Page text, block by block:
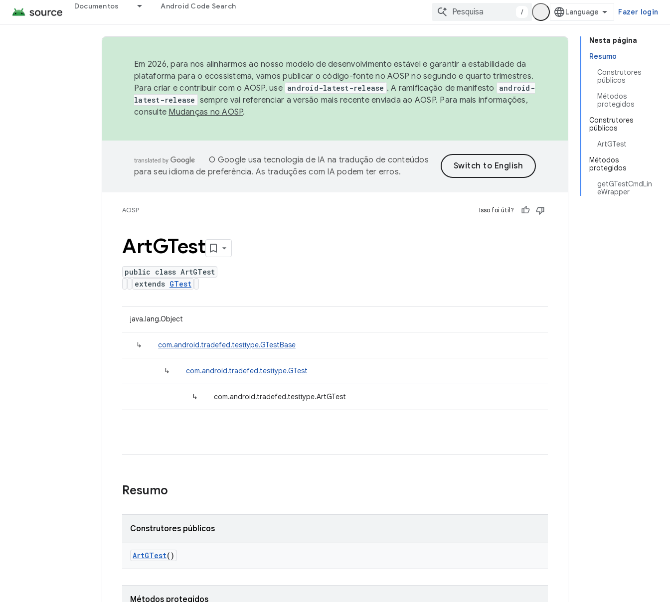
Documentos Android Code Search
/ Fazer login
Nesta página
Resumo
Construtores
públicos
Métodos
protegidos
Construtores
públicos
ArtGTest
Métodos
protegidos
getGTestCmdLin
eWrapper
Em 2026, para nos alinharmos ao nosso modelo de desenvolvimento estável e garantir a estabilidade da
plataforma para o ecossistema, vamos publicar o código-fonte no AOSP no segundo e quarto trimestres.
Para criar e contribuir com o AOSP, use android-latest-release . A ramificação de manifesto
android-
latest-release sempre vai referenciar a versão mais recente enviada ao AOSP. Para mais informações,
consulte Mudanças no AOSP.
O Google usa tecnologia de IA na tradução de conteúdos
para seu idioma de preferência. As traduções com IA podem ter erros.
AOSP Isso foi útil?
ArtGTest
public class ArtGTest
extends GTest
java.lang.Object
↳ com.android.tradefed.testtype.GTestBase
↳ com.android.tradefed.testtype.GTest
↳ com.android.tradefed.testtype.ArtGTest
Resumo
Construtores públicos
ArtGTest()
Métodos protegidos